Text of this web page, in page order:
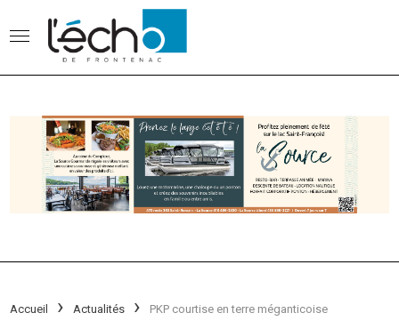
Accueil Actualités PKP courtise en terre méganticoise